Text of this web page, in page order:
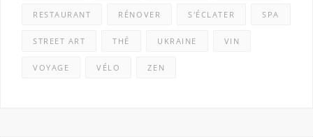
RESTAURANT RÉNOVER S'ÉCLATER SPA
STREET ART THÉ UKRAINE VIN
VOYAGE VÉLO ZEN